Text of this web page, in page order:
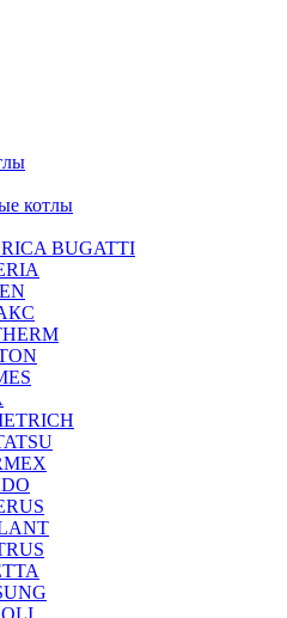
котлы
BUGATTI